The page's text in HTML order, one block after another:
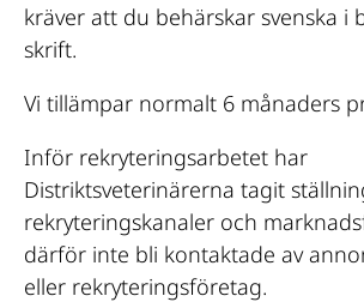
kräver att du behärskar svenska i
skrift.
Vi tillämpar normalt 6 månaders
Inför rekryteringsarbetet har
Distriktsveterinärerna tagit
rekryteringskanaler och
därför inte bli kontaktade av
eller rekryteringsföretag.